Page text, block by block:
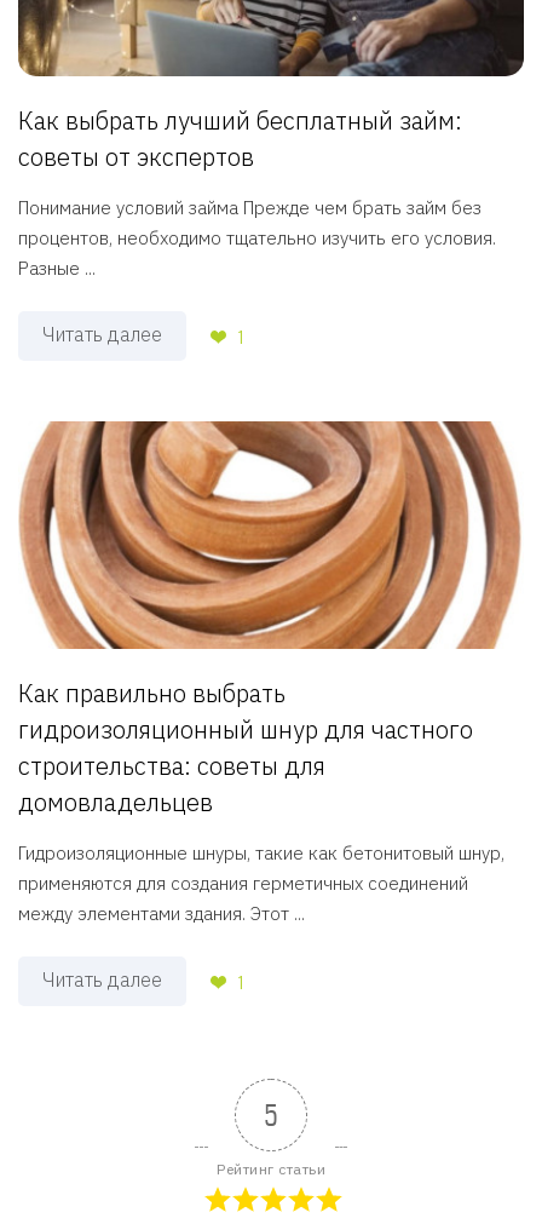
Как выбрать лучший бесплатный займ:
советы от экспертов
Понимание условий займа Прежде чем брать займ без
процентов, необходимо тщательно изучить его условия.
Разные ...
Читать далее 1
Как правильно выбрать
гидроизоляционный шнур для частного
строительства: советы для
домовладельцев
Гидроизоляционные шнуры, такие как бетонитовый шнур,
применяются для создания герметичных соединений
между элементами здания. Этот ...
Читать далее 1
5
Рейтинг статьи